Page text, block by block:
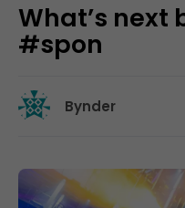
What’s next
#spon
Bynder